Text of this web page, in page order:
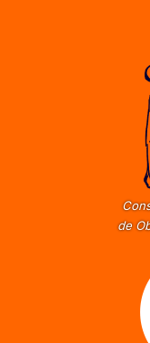
de